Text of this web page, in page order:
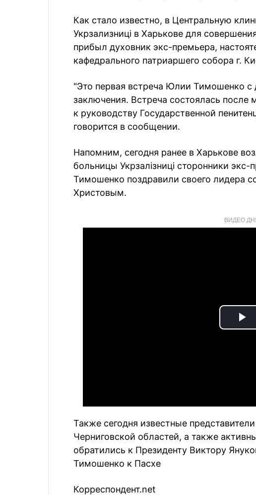
Как стало известно, в Центральную
Укрзализниці в Харькове для
прибыл духовник экс-премьера,
кафедрального патриаршего собора г.
"Это первая встреча Юлии Тимошенко с
заключения. Встреча состоялась после
к руководству Государственной
говорится в сообщении.
Напомним, сегодня ранее в Харькове
больницы Укрзалізниці сторонники
Тимошенко поздравили своего лидера
Христовым.
ВИДЕО
Также сегодня известные
Черниговской областей, а также
обратились к Президенту Виктору
Тимошенко к Пасхе
Корреспондент.net